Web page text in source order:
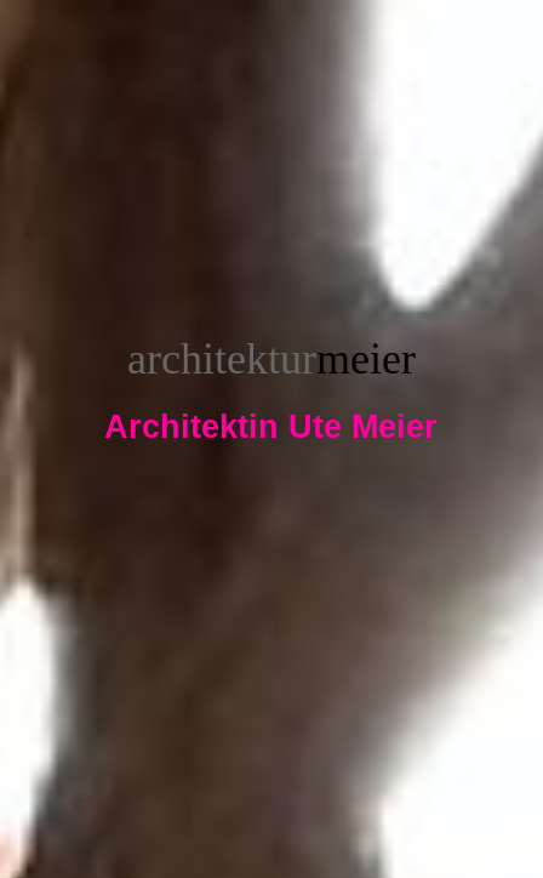
architekturmeier
Architektin Ute Meier